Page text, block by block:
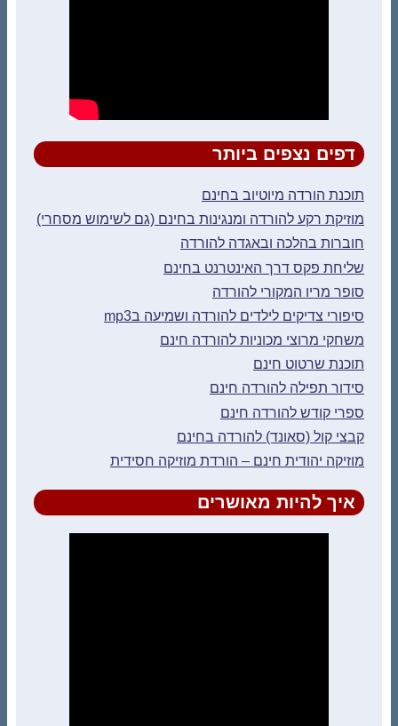
דפים נצפים ביותר
תוכנת הורדה מיוטיוב בחינם
מוזיקת רקע להורדה ומנגינות בחינם (גם לשימוש מסחרי)
חוברות בהלכה ובאגדה להורדה
שליחת פקס דרך האינטרנט בחינם
סופר מריו המקורי להורדה
סיפורי צדיקים לילדים להורדה ושמיעה בmp3
משחקי מרוצי מכוניות להורדה חינם
תוכנת שרטוט חינם
סידור תפילה להורדה חינם
ספרי קודש להורדה חינם
קבצי קול (סאונד) להורדה בחינם
מוזיקה יהודית חינם – הורדת מוזיקה חסידית
איך להיות מאושרים